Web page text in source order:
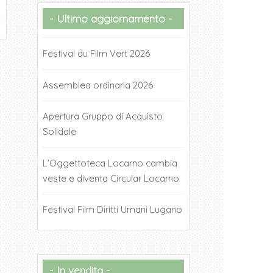
Ultimo aggiornamento
Festival du Film Vert 2026
Assemblea ordinaria 2026
Apertura Gruppo di Acquisto
Solidale
L’Oggettoteca Locarno cambia
veste e diventa Circular Locarno
Festival Film Diritti Umani Lugano
In vendita